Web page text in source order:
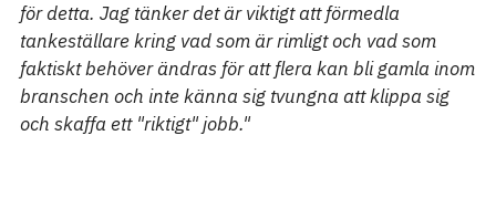
för detta. Jag tänker det är viktigt att förmedla
tankeställare kring vad som är rimligt och vad som
faktiskt behöver ändras för att flera kan bli gamla inom
branschen och inte känna sig tvungna att klippa sig
och skaffa ett "riktigt" jobb."